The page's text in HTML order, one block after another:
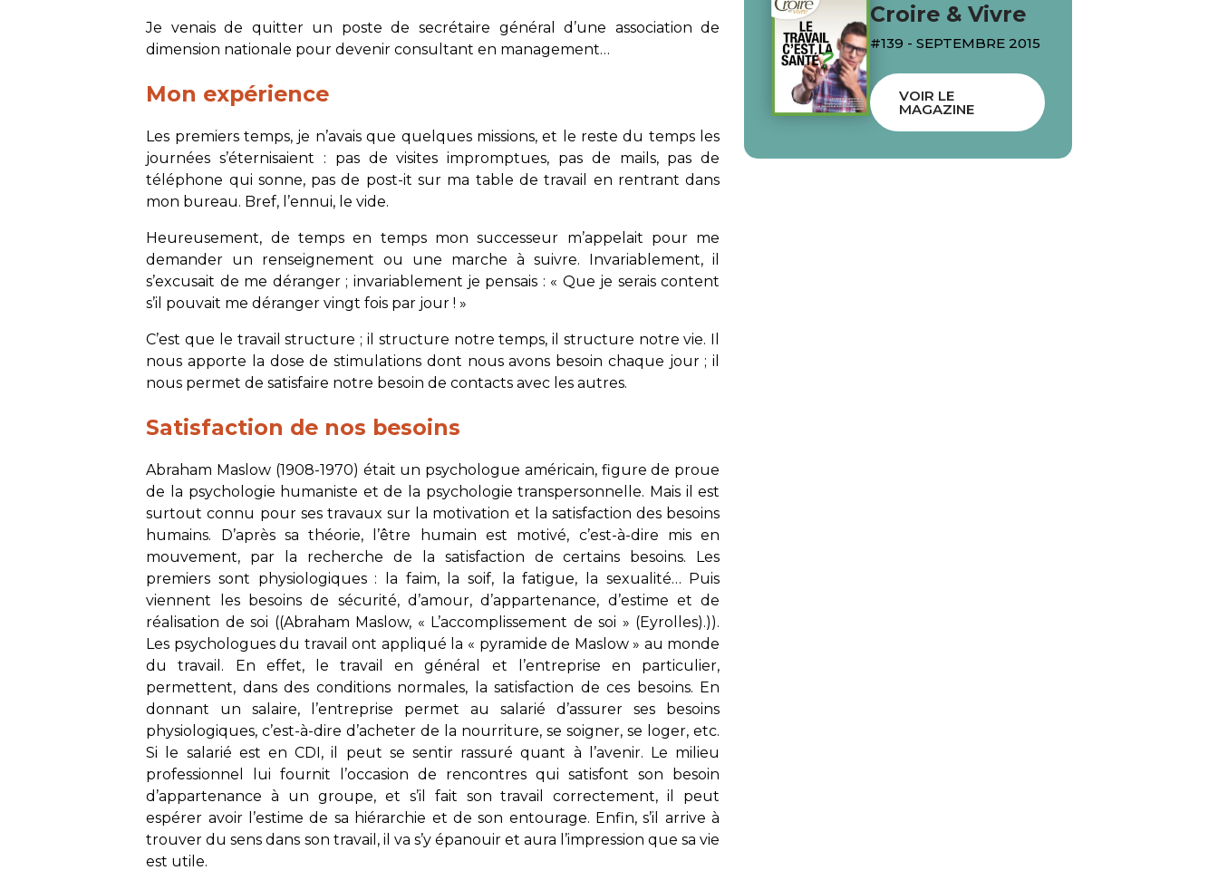
Je venais de quitter un poste de secrétaire général d’une association de
dimension nationale pour devenir consultant en management…
Mon expérience
Les premiers temps, je n’avais que quelques missions, et le reste du temps les
journées s’éternisaient : pas de visites impromptues, pas de mails, pas de
téléphone qui sonne, pas de post-it sur ma table de travail en rentrant dans
mon bureau. Bref, l’ennui, le vide.
Heureusement, de temps en temps mon successeur m’appelait pour me
demander un renseignement ou une marche à suivre. Invariablement, il
s’excusait de me déranger ; invariablement je pensais : « Que je serais content
s’il pouvait me déranger vingt fois par jour ! »
C’est que le travail structure ; il structure notre temps, il structure notre vie. Il
nous apporte la dose de stimulations dont nous avons besoin chaque jour ; il
nous permet de satisfaire notre besoin de contacts avec les autres.
Satisfaction de nos besoins
Abraham Maslow (1908-1970) était un psychologue américain, figure de proue
de la psychologie humaniste et de la psychologie transpersonnelle. Mais il est
surtout connu pour ses travaux sur la motivation et la satisfaction des besoins
humains. D’après sa théorie, l’être humain est motivé, c’est-à-dire mis en
mouvement, par la recherche de la satisfaction de certains besoins. Les
premiers sont physiologiques : la faim, la soif, la fatigue, la sexualité… Puis
viennent les besoins de sécurité, d’amour, d’appartenance, d’estime et de
réalisation de soi ((Abraham Maslow, « L’accomplissement de soi » (Eyrolles).)).
Les psychologues du travail ont appliqué la « pyramide de Maslow » au monde
du travail. En effet, le travail en général et l’entreprise en particulier,
permettent, dans des conditions normales, la satisfaction de ces besoins. En
donnant un salaire, l’entreprise permet au salarié d’assurer ses besoins
physiologiques, c’est-à-dire d’acheter de la nourriture, se soigner, se loger, etc.
Si le salarié est en CDI, il peut se sentir rassuré quant à l’avenir. Le milieu
professionnel lui fournit l’occasion de rencontres qui satisfont son besoin
d’appartenance à un groupe, et s’il fait son travail correctement, il peut
espérer avoir l’estime de sa hiérarchie et de son entourage. Enfin, s’il arrive à
trouver du sens dans son travail, il va s’y épanouir et aura l’impression que sa vie
est utile.
Croire & Vivre
#139 - SEPTEMBRE 2015
VOIR LE
MAGAZINE